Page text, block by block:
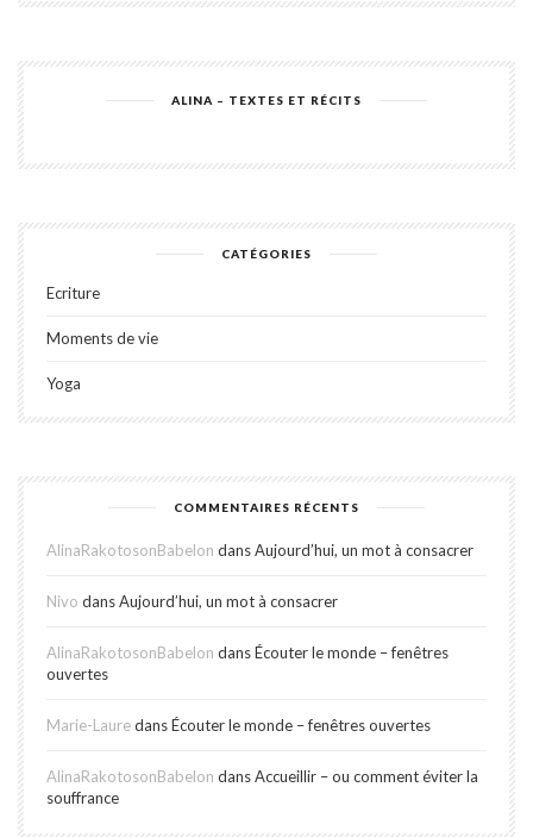
ALINA – TEXTES ET RÉCITS
CATÉGORIES
Ecriture
Moments de vie
Yoga
COMMENTAIRES RÉCENTS
AlinaRakotosonBabelon dansAujourd’hui, un mot à consacrer
Nivo dansAujourd’hui, un mot à consacrer
AlinaRakotosonBabelon dansÉcouter le monde – fenêtres
ouvertes
Marie-LauredansÉcouter le monde – fenêtres ouvertes
AlinaRakotosonBabelon dansAccueillir – ou comment éviter la
souffrance